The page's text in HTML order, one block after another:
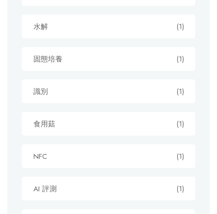
水解 (1)
固態培養 (1)
識別 (1)
食用菇 (1)
NFC (1)
AI 評測 (1)